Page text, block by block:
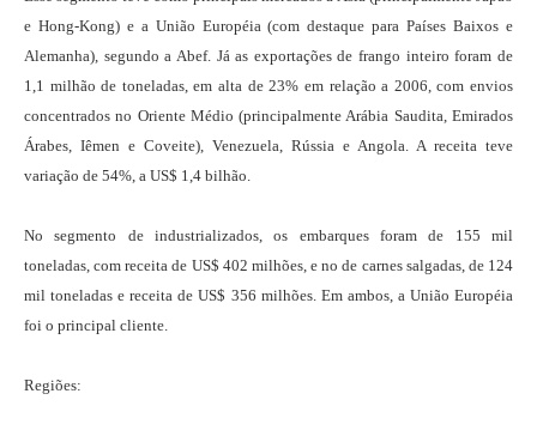
e Hong-Kong) e a União Européia (com destaque para Países Baixos e
Alemanha), segundo a Abef. Já as exportações de frango inteiro foram de
1,1 milhão de toneladas, em alta de 23% em relação a 2006, com envios
concentrados no Oriente Médio (principalmente Arábia Saudita, Emirados
Árabes, Iêmen e Coveite), Venezuela, Rússia e Angola. A receita teve
variação de 54%, a US$ 1,4 bilhão.
No segmento de industrializados, os embarques foram de 155 mil
toneladas, com receita de US$ 402 milhões, e no de carnes salgadas, de 124
mil toneladas e receita de US$ 356 milhões. Em ambos, a União Européia
foi o principal cliente.
Regiões: